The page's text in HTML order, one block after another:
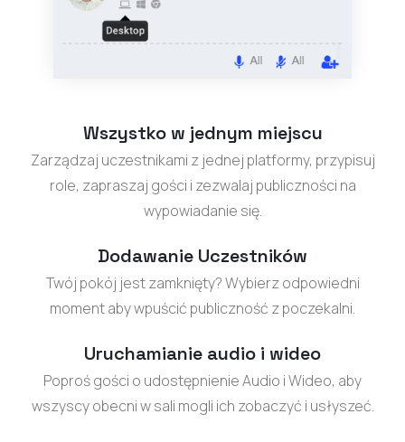
Wszystko w jednym miejscu
Zarządzaj uczestnikami z jednej platformy, przypisuj
role, zapraszaj gości i zezwalaj publiczności na
wypowiadanie się.
Dodawanie Uczestników
Twój pokój jest zamknięty? Wybierz odpowiedni
moment aby wpuścić publiczność z poczekalni.
Uruchamianie audio i wideo
Poproś gości o udostępnienie Audio i Wideo, aby
wszyscy obecni w sali mogli ich zobaczyć i usłyszeć.